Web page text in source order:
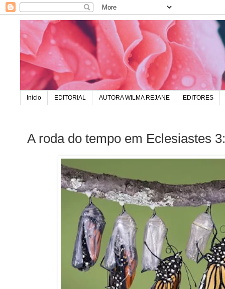
Início EDITORIAL AUTORA WILMA REJANE EDITORES
A roda do tempo em Eclesiastes